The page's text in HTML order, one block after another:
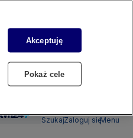
SzukajZaloguj sięMenu
Akceptuję
Pokaż cele